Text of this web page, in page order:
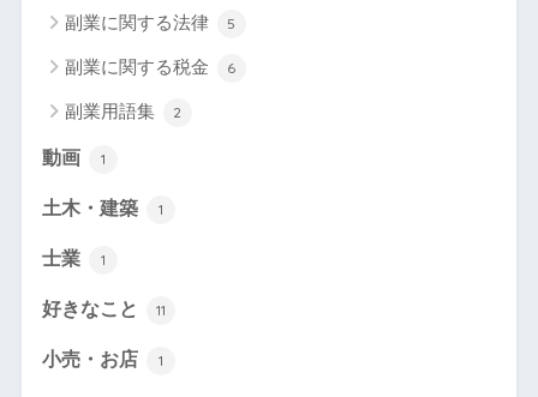
副業に関する法律 5
副業に関する税金 6
副業用語集 2
動画 1
土木・建築 1
士業 1
好きなこと 11
小売・お店 1